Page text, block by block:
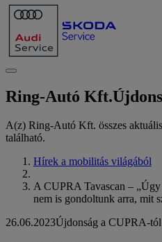
Ring-Autó Kft.
A(z) Ring-Autó Kft. összes
található.
Hírek a mobilitás világából
A CUPRA Tavascan –
nem is gondoltunk arra, mit
26.06.2023Újdonság a CUPRA-tól